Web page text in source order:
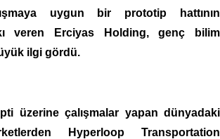
uygun bir prototip hattının
veren Erciyas Holding, genç bilim
ilgi gördü.
üzerine çalışmalar yapan dünyadaki
Hyperloop Transportation